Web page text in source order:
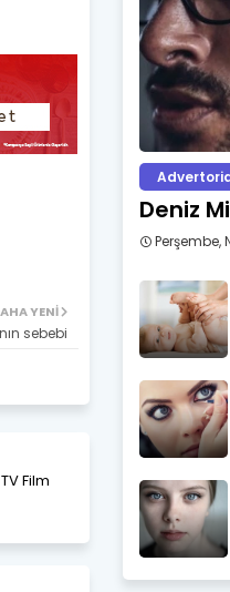
YENI
sebebi
Film
Deniz
Perşembe,